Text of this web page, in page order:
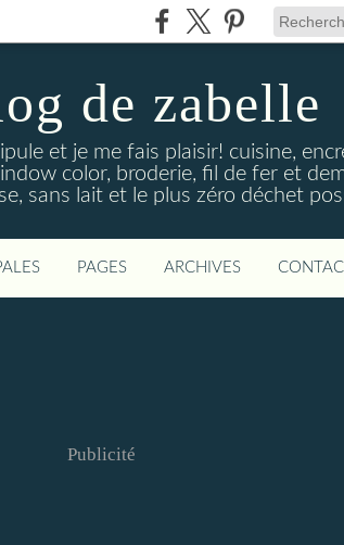
de zabelle
et je me fais plaisir! cuisine,
color, broderie, fil de fer et
sans lait et le plus zéro déchet
PAGES ARCHIVES
Publicité